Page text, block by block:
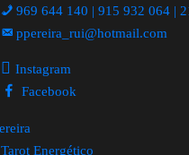
969 644 140 | 915 932 064 |
ppereira_rui@hotmail.com
Instagram
Facebook
Tarot Energético